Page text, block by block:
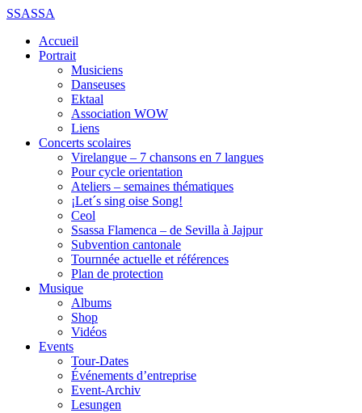
SSASSA
Accueil
Portrait
Musiciens
Danseuses
Ektaal
Association WOW
Liens
Concerts scolaires
Virelangue – 7 chansons en 7 langues
Pour cycle orientation
Ateliers – semaines thématiques
¡Let´s sing oise Song!
Ceol
Ssassa Flamenca – de Sevilla à Jajpur
Subvention cantonale
Tournnée actuelle et références
Plan de protection
Musique
Albums
Shop
Vidéos
Events
Tour-Dates
Événements d’entreprise
Event-Archiv
Lesungen